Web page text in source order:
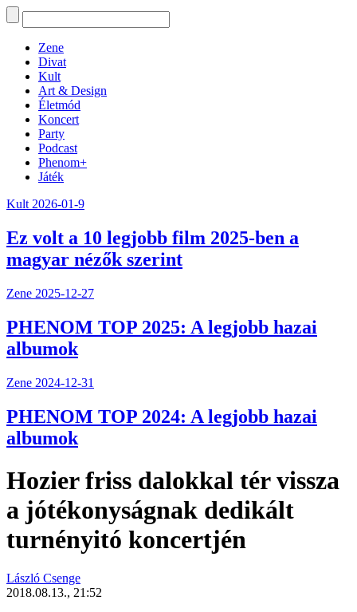
Zene
Divat
Kult
Art & Design
Életmód
Koncert
Party
Podcast
Phenom+
Játék
Kult 2026-01-9
Ez volt a 10 legjobb film 2025-ben a
magyar nézők szerint
Zene 2025-12-27
PHENOM TOP 2025: A legjobb hazai
albumok
Zene 2024-12-31
PHENOM TOP 2024: A legjobb hazai
albumok
Hozier friss dalokkal tér vissza
a jótékonyságnak dedikált
turnényitó koncertjén
László Csenge
2018.08.13., 21:52